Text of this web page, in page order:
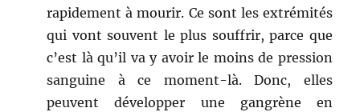
rapidement à mourir. Ce sont les extrémités
qui vont souvent le plus souffrir, parce que
c’est là qu’il va y avoir le moins de pression
sanguine à ce moment-là. Donc, elles
peuvent développer une gangrène en